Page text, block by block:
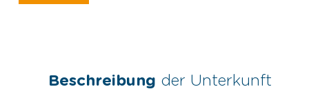
Beschreibung der Unterkunft